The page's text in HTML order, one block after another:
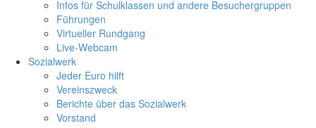
Infos für Schulklassen und andere Besuchergruppen
Führungen
Virtueller Rundgang
Live-Webcam
Sozialwerk
Jeder Euro hilft
Vereinszweck
Berichte über das Sozialwerk
Vorstand